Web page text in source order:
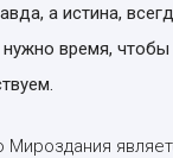
а истина,
нужно время,
Мироздания